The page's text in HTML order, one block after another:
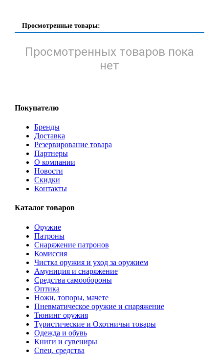
Просмотренные товары:
Просмотренных товаров пока
нет
Покупателю
Бренды
Доставка
Резервирование товара
Партнеры
О компании
Новости
Скидки
Контакты
Каталог товаров
Оружие
Патроны
Снаряжение патронов
Комиссия
Чистка оружия и уход за оружием
Амуниция и снаряжение
Средства самообороны
Оптика
Ножи, топоры, мачете
Пневматическое оружие и снаряжение
Тюнинг оружия
Туристические и Охотничьи товары
Одежда и обувь
Книги и сувениры
Спец. средства